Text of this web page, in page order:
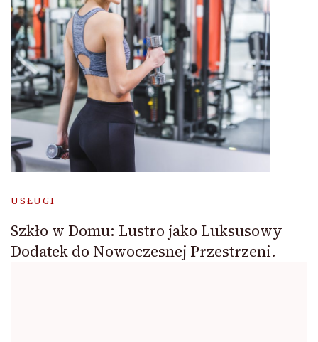
USŁUGI
Szkło w Domu: Lustro jako Luksusowy
Dodatek do Nowoczesnej Przestrzeni.